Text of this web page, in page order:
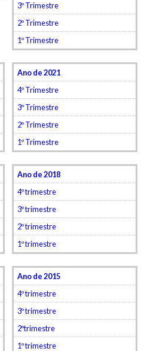
3º Trimestre
2º Trimestre
1º Trimestre
Ano de 2021
4º Trimestre
3º Trimestre
2º Trimestre
1º Trimestre
Ano de 2018
4º trimestre
3º trimestre
2º trimestre
1º trimestre
Ano de 2015
4º trimestre
3º trimestre
2ºtrimestre
1º trimestre